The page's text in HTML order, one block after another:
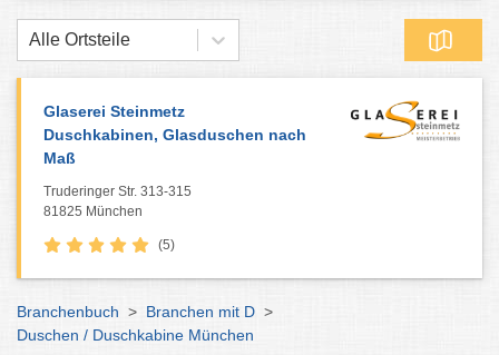
Alle Ortsteile
Glaserei Steinmetz
Duschkabinen, Glasduschen nach
Maß
Truderinger Str. 313-315
81825 München
(5)
Branchenbuch > Branchen mit D >
Duschen / Duschkabine München